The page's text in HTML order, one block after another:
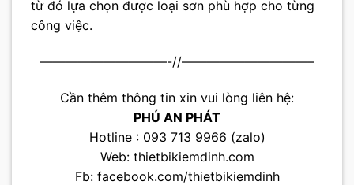
từ đó lựa chọn được loại sơn phù hợp cho từng
công việc.
——————————-//——————————–
Cần thêm thông tin xin vui lòng liên hệ:
PHÚ AN PHÁT
Hotline : 093 713 9966 (zalo)
Web: thietbikiemdinh.com
Fb: facebook.com/thietbikiemdinh